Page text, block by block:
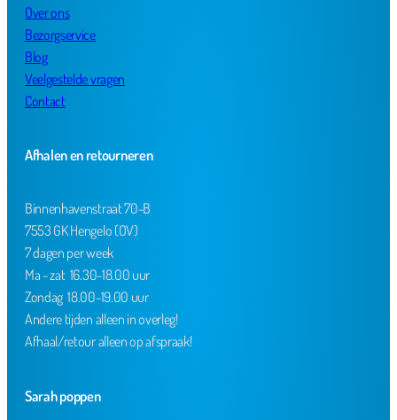
Over ons
Bezorgservice
Blog
Veelgestelde vragen
Contact
Afhalen en retourneren
Binnenhavenstraat 70-B
7553 GK Hengelo (OV)
7 dagen per week
Ma - zat 16.30-18.00 uur
Zondag 18.00-19.00 uur
Andere tijden alleen in overleg!
Afhaal/retour alleen op afspraak!
Sarah poppen